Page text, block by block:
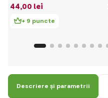
44,00 lei
+ 9 puncte
Descriere și parametrii